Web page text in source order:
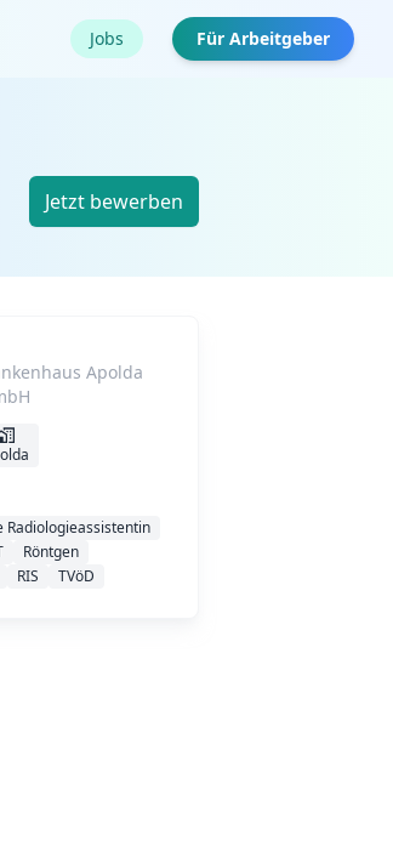
Jobs Für Arbeitgeber
Jetzt bewerben
Apolda
Radiologieassistentin
Röntgen
RIS TVöD